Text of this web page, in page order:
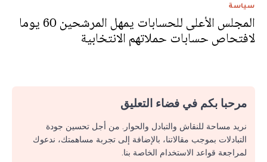
سياسة
المجلس الأعلى للحسابات يمهل المرشحين 60 يوما
لافتحاص حسابات حملاتهم الانتخابية
مرحبا بكم في فضاء التعليق
نريد مساحة للنقاش والتبادل والحوار. من أجل تحسين جودة
التبادلات بموجب مقالاتنا، بالإضافة إلى تجربة مساهمتك، ندعوك
لمراجعة قواعد الاستخدام الخاصة بنا.